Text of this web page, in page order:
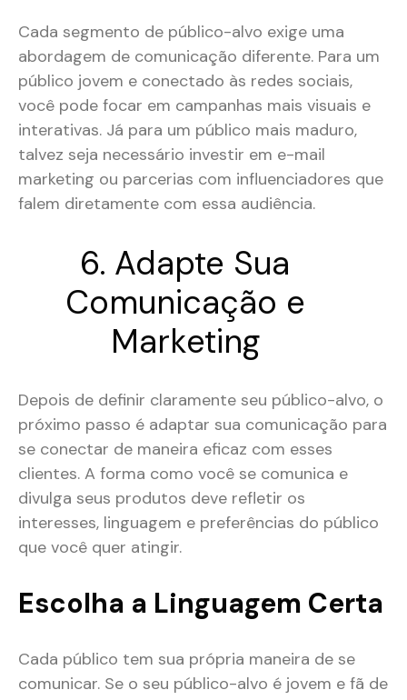
Cada segmento de público-alvo exige uma
abordagem de comunicação diferente. Para um
público jovem e conectado às redes sociais,
você pode focar em campanhas mais visuais e
interativas. Já para um público mais maduro,
talvez seja necessário investir em e-mail
marketing ou parcerias com influenciadores que
falem diretamente com essa audiência​.
6. Adapte Sua
Comunicação e
Marketing
Depois de definir claramente seu público-alvo, o
próximo passo é adaptar sua comunicação para
se conectar de maneira eficaz com esses
clientes. A forma como você se comunica e
divulga seus produtos deve refletir os
interesses, linguagem e preferências do público
que você quer atingir.
Escolha a Linguagem Certa
Cada público tem sua própria maneira de se
comunicar. Se o seu público-alvo é jovem e fã de